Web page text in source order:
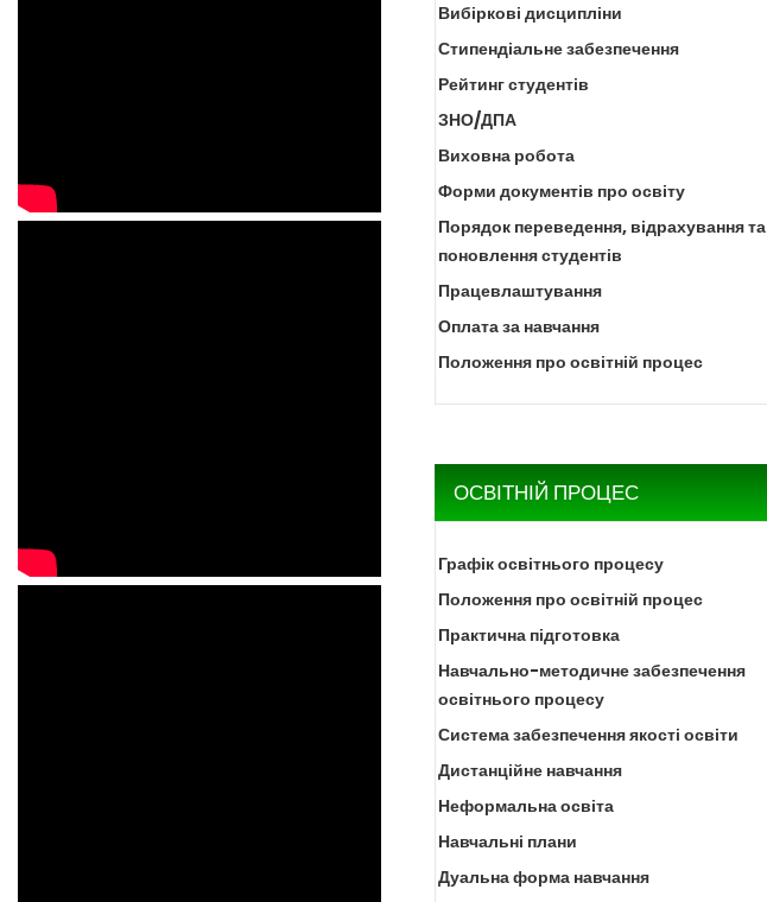
Вибіркові дисципліни
Стипендіальне забезпечення
Рейтинг студентів
ЗНО/ДПА
Виховна робота
Форми документів про освіту
Порядок переведення, відрахування та
поновлення студентів
Працевлаштування
Оплата за навчання
Положення про освітній процес
ОСВІТНІЙ ПРОЦЕС
Графік освітнього процесу
Положення про освітній процес
Практична підготовка
Навчально-методичне забезпечення
освітнього процесу
Система забезпечення якості освіти
Дистанційне навчання
Неформальна освіта
Навчальні плани
Дуальна форма навчання